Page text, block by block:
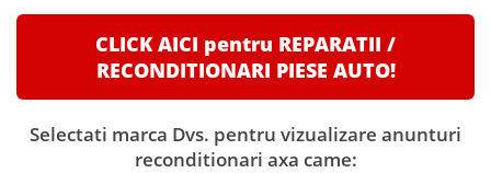
CLICK AICI pentru REPARATII /
RECONDITIONARI PIESE AUTO!
Selectati marca Dvs. pentru vizualizare anunturi
reconditionari axa came: